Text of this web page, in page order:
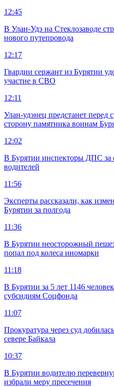
12:45
В Улан-Удэ на Стеклозаводе
нового путепровода
12:17
Гвардии сержант из Бурятии
участие в СВО
12:11
Улан-удэнец предстанет перед
сторону памятника воинам
12:02
В Бурятии инспекторы ДПС за
водителей
11:56
Эксперты рассказали, как
Бурятии за полгода
11:36
В Бурятии неосторожный
попал под колеса иномарки
11:18
В Бурятии за 5 лет 1146
субсидиям Соцфонда
11:07
Прокуратура через суд
севере Байкала
10:37
В Бурятии водителю
избрали меру пресечения